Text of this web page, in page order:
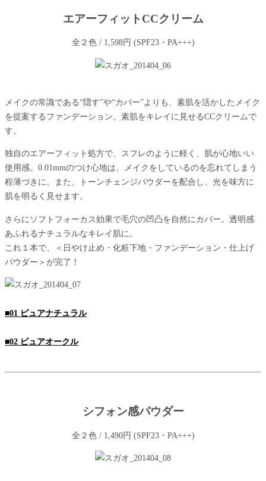
エアーフィットCCクリーム
全２色 / 1,598円 (SPF23・PA+++)
メイクの常識である“隠す”や“カバー”よりも、素肌を活かしたメイク
を提案するファンデーション。素肌をキレイに見せるCCクリームで
す。
独自のエアーフィット処方で、スフレのように軽く、肌が心地いい
使用感。0.01mmのつけ心地は、メイクをしているのを忘れてしまう
程薄づきに。また、トーンチェンジパウダーを配合し、光を味方に
肌を明るく見せます。
さらにソフトフォーカス効果で毛穴の凹凸を自然にカバー。透明感
あふれるナチュラルなキレイ肌に。
これ１本で、＜日やけ止め・化粧下地・ファンデーション・仕上げ
パウダー＞が完了！
■01 ピュアナチュラル
■02 ピュアオークル
シフォン感パウダー
全２色 / 1,490円 (SPF23・PA+++)